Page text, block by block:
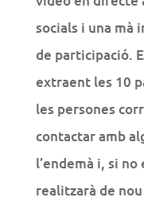
socials i una mà
de participació.
extraent les 10
les persones
contactar amb
l’endemà i, si
realitzarà de